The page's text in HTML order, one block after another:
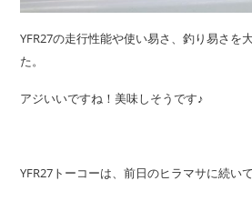
YFR27の走行性能や使い易さ、釣り易さを
た。
アジいいですね！美味しそうです♪
YFR27トーコーは、前日のヒラマサに続い